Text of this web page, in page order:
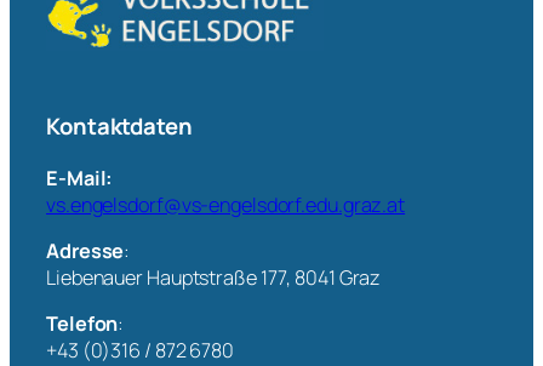
Kontaktdaten
E-Mail:
vs.engelsdorf@vs-engelsdorf.edu.graz.at
Adresse:
Liebenauer Hauptstraße 177, 8041 Graz
Telefon:
+43 (0)316 / 872 6780